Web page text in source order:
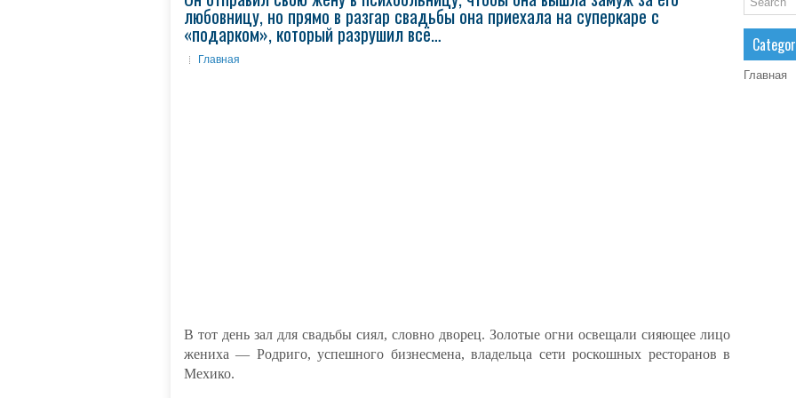
любовницу, но прямо в разгар свадьбы она приехала на суперкаре с
«подарком», который разрушил всё…
Главная
В тот день зал для свадьбы сиял, словно дворец. Золотые огни освещали сияющее лицо
жениха — Родриго, успешного бизнесмена, владельца сети роскошных ресторанов в
Мехико.
Главная